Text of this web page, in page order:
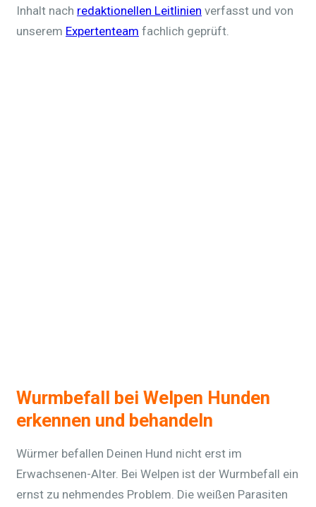
Inhalt nach redaktionellen Leitlinien verfasst und von
unserem Expertenteam fachlich geprüft.
Wurmbefall bei Welpen Hunden
erkennen und behandeln
Würmer befallen Deinen Hund nicht erst im
Erwachsenen-Alter. Bei Welpen ist der Wurmbefall ein
ernst zu nehmendes Problem. Die weißen Parasiten